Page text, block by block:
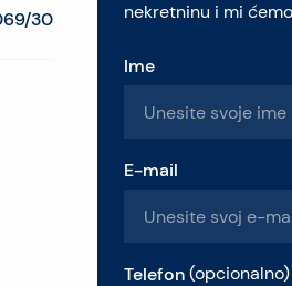
30
nekretninu i mi
Ime
E-mail
Telefon (opcionalno)